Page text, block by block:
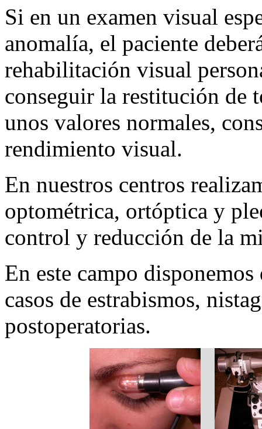
Si en un examen visual
anomalía, el paciente
rehabilitación visual
conseguir la restitución de
unos valores normales,
rendimiento visual.
En nuestros centros
optométrica, ortóptica y
control y reducción de la
En este campo
casos de estrabismos,
postoperatorias.